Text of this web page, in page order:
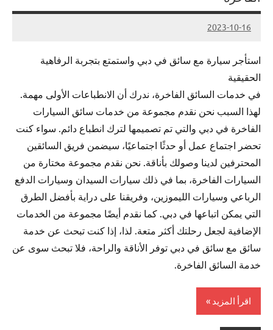
2023-10-16
Admin
استأجر سيارة مع سائق في دبي واستمتع بتجربة الرفاهية
الحقيقية
في خدمات السائق الفاخرة، ندرك أن الانطباعات الأولى مهمة.
لهذا السبب نحن نقدم مجموعة من خدمات سائق السيارات
الفاخرة في دبي والتي تم تصميمها لترك انطباع دائم. سواء كنت
تحضر اجتماع عمل أو حدثًا اجتماعيًا، سيضمن فريق السائقين
المحترفين لدينا وصولك بأناقة. نحن نقدم مجموعة مختارة من
السيارات الفاخرة، بما في ذلك سيارات السيدان وسيارات الدفع
الرباعي وسيارات الليموزين، وفريقنا على دراية بأفضل الطرق
التي يمكن اتباعها في دبي. كما نقدم أيضًا مجموعة من الخدمات
الإضافية لجعل رحلتك أكثر متعة. لذا، إذا كنت تبحث عن خدمة
سائق مع سائق في دبي توفر الأناقة والراحة، فلا تبحث سوى عن
خدمة السائق الفاخرة.
اقرأ المزيد